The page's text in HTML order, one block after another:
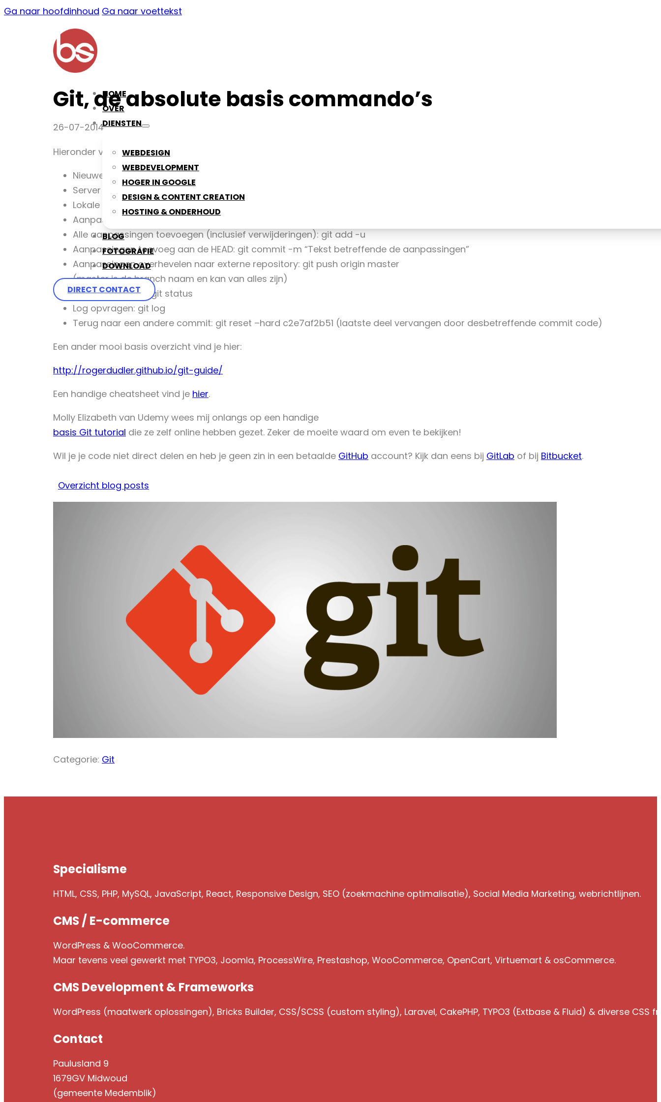
Ga naar hoofdinhoud Ga naar voettekst
HOME
OVER
DIENSTEN
WEBDESIGN
WEBDEVELOPMENT
HOGER IN GOOGLE
DESIGN & CONTENT CREATION
HOSTING & ONDERHOUD
BLOG
FOTOGRAFIE
DOWNLOAD
DIRECT CONTACT
Git, de absolute basis commando’s
26-07-2014
Hieronder volgen de absolute basis commando’s voor Git. Ik heb zelfs branching nog buiten beschouwing gelaten.
Nieuwe repository maken: git init
Server toevoegen: git remote add origin <server>
Lokale repository bijwerken naar nieuwste commit: git pull
Aanpassingen toevoegen aan index (stage): git add *
Alle aanpassingen toevoegen (inclusief verwijderingen): git add -u
Aanpassingen toevoeg aan de HEAD: git commit -m “Tekst betreffende de aanpassingen”
Aanpassingen overhevelen naar externe repository: git push origin master
(master is de branch naam en kan van alles zijn)
Status opvragen: git status
Log opvragen: git log
Terug naar een andere commit: git reset –hard c2e7af2b51 (laatste deel vervangen door desbetreffende commit code)
Een ander mooi basis overzicht vind je hier:
http://rogerdudler.github.io/git-guide/
Een handige cheatsheet vind je hier.
Molly Elizabeth van Udemy wees mij onlangs op een handige
basis Git tutorial die ze zelf online hebben gezet. Zeker de moeite waard om even te bekijken!
Wil je je code niet direct delen en heb je geen zin in een betaalde GitHub account? Kijk dan eens bij GitLab of bij Bitbucket.
Overzicht blog posts
Categorie: Git
Specialisme
HTML, CSS, PHP, MySQL, JavaScript, React, Responsive Design, SEO (zoekmachine optimalisatie), Social Media Marketing, webrichtlijnen.
CMS / E-commerce
WordPress & WooCommerce.
Maar tevens veel gewerkt met TYPO3, Joomla, ProcessWire, Prestashop, WooCommerce, OpenCart, Virtuemart & osCommerce.
CMS Development & Frameworks
WordPress (maatwerk oplossingen), Bricks Builder, CSS/SCSS (custom styling), Laravel, CakePHP, TYPO3 (Extbase & Fluid) & diverse
Contact
Paulusland 9
1679GV Midwoud
(gemeente Medemblik)